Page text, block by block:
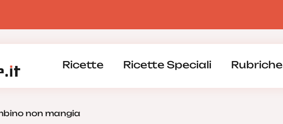
Ricette Ricette Speciali Rubriche
non mangia